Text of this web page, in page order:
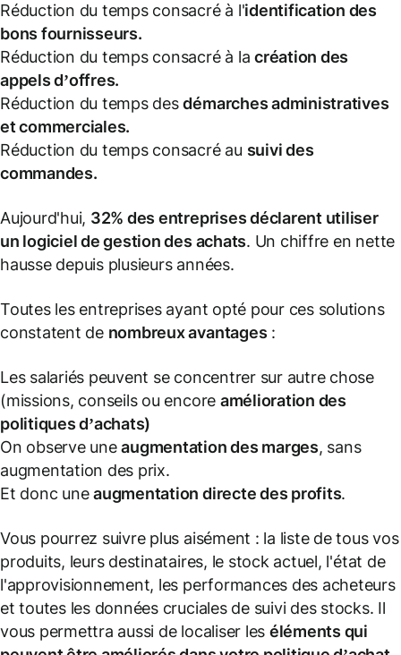
Réduction du temps consacré à l'identification des
bons fournisseurs.
Réduction du temps consacré à lacréation des
appels d’offres.
Réduction du temps desdémarches administratives
et commerciales.
Réduction du temps consacré au suivi des
commandes.
Aujourd'hui, 32% des entreprises déclarent utiliser
un logiciel de gestion des achats. Un chiffre en nette
hausse depuis plusieurs années.
Toutes les entreprises ayant opté pour ces solutions
constatent de nombreux avantages :
Les salariés peuvent se concentrer sur autre chose
(missions, conseils ou encore amélioration des
politiques d’achats)
On observe uneaugmentation des marges, sans
augmentation des prix.
Et donc uneaugmentation directe des profits.
Vous pourrez suivre plus aisément : la liste de tous vos
produits, leurs destinataires, le stock actuel, l'état de
l'approvisionnement, les performances des acheteurs
et toutes les données cruciales de suivi des stocks. Il
vous permettra aussi de localiser les éléments qui